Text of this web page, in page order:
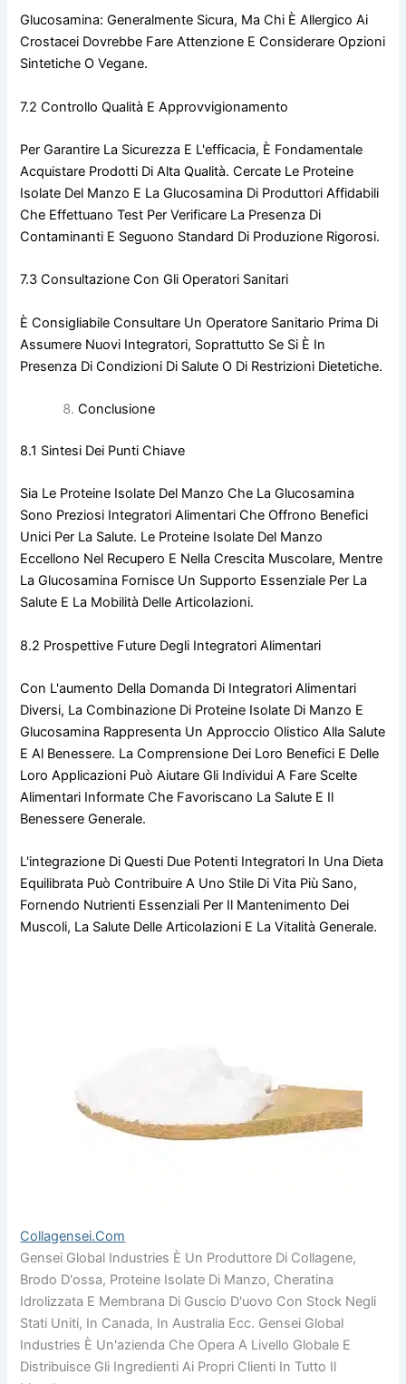
Glucosamina: Generalmente Sicura, Ma Chi È Allergico Ai
Crostacei Dovrebbe Fare Attenzione E Considerare Opzioni
Sintetiche O Vegane.
7.2 Controllo Qualità E Approvvigionamento
Per Garantire La Sicurezza E L'efficacia, È Fondamentale
Acquistare Prodotti Di Alta Qualità. Cercate Le Proteine
Isolate Del Manzo E La Glucosamina Di Produttori Affidabili
Che Effettuano Test Per Verificare La Presenza Di
Contaminanti E Seguono Standard Di Produzione Rigorosi.
7.3 Consultazione Con Gli Operatori Sanitari
È Consigliabile Consultare Un Operatore Sanitario Prima Di
Assumere Nuovi Integratori, Soprattutto Se Si È In
Presenza Di Condizioni Di Salute O Di Restrizioni Dietetiche.
Conclusione
8.1 Sintesi Dei Punti Chiave
Sia Le Proteine Isolate Del Manzo Che La Glucosamina
Sono Preziosi Integratori Alimentari Che Offrono Benefici
Unici Per La Salute. Le Proteine Isolate Del Manzo
Eccellono Nel Recupero E Nella Crescita Muscolare, Mentre
La Glucosamina Fornisce Un Supporto Essenziale Per La
Salute E La Mobilità Delle Articolazioni.
8.2 Prospettive Future Degli Integratori Alimentari
Con L'aumento Della Domanda Di Integratori Alimentari
Diversi, La Combinazione Di Proteine Isolate Di Manzo E
Glucosamina Rappresenta Un Approccio Olistico Alla Salute
E Al Benessere. La Comprensione Dei Loro Benefici E Delle
Loro Applicazioni Può Aiutare Gli Individui A Fare Scelte
Alimentari Informate Che Favoriscano La Salute E Il
Benessere Generale.
L'integrazione Di Questi Due Potenti Integratori In Una Dieta
Equilibrata Può Contribuire A Uno Stile Di Vita Più Sano,
Fornendo Nutrienti Essenziali Per Il Mantenimento Dei
Muscoli, La Salute Delle Articolazioni E La Vitalità Generale.
Collagensei.com
Gensei Global Industries È Un Produttore Di Collagene,
Brodo D'ossa, Proteine Isolate Di Manzo, Cheratina
Idrolizzata E Membrana Di Guscio D'uovo Con Stock Negli
Stati Uniti, In Canada, In Australia Ecc. Gensei Global
Industries È Un'azienda Che Opera A Livello Globale E
Distribuisce Gli Ingredienti Ai Propri Clienti In Tutto Il